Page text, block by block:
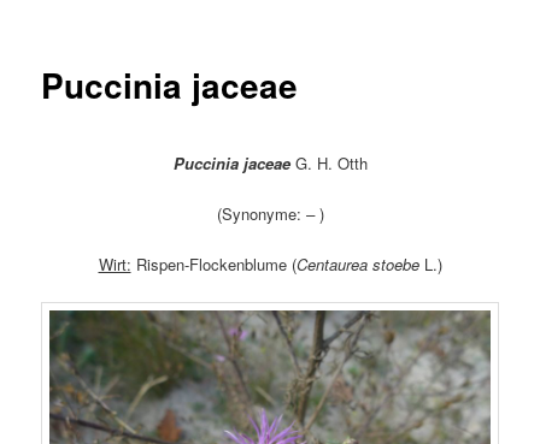
Puccinia jaceae
Puccinia jaceae G. H. Otth
(Synonyme: –)
Wirt: Rispen-Flockenblume (Centaurea stoebeL.)